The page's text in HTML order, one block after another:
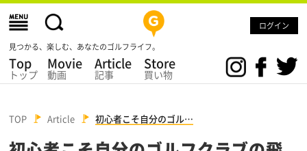
ログイン
見つかる、楽しむ、あなたのゴルフライフ。
Top
トップ
Movie
動画
Article
記事
Store
買い物
TOP Article 初心者こそ自分のゴル…